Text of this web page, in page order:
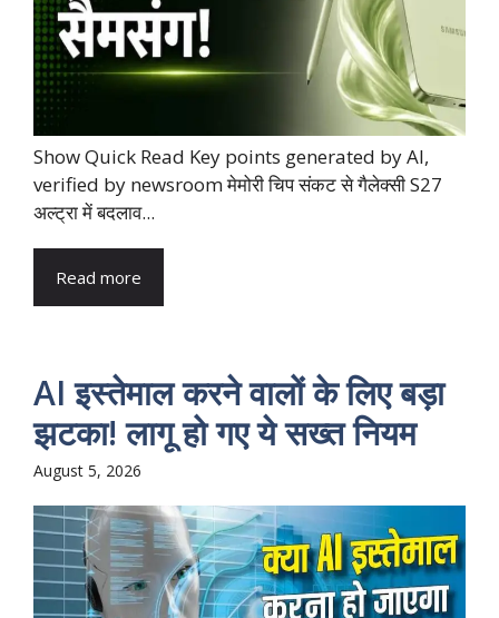
Show Quick Read Key points generated by AI,
verified by newsroom मेमोरी चिप संकट से गैलेक्सी S27
अल्ट्रा में बदलाव...
Read more
AI इस्तेमाल करने वालों के लिए बड़ा
झटका! लागू हो गए ये सख्त नियम
August 5, 2026